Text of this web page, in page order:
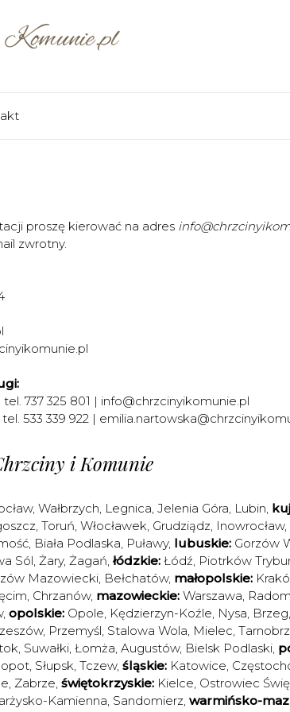
proszę kierować na adres
zwrotny.
737 325 801 | info@chrzcinyikomunie.pl
533 339 922 |
i Komunie
, Wałbrzych, Legnica, Jelenia Góra, Lubin,
, Toruń, Włocławek, Grudziądz, Inowrocław,
, Biała Podlaska, Puławy, lubuskie: Gorzów
Sól, Żary, Żagań, łódzkie: Łódź, Piotrków
Mazowiecki, Bełchatów, małopolskie:
, Chrzanów, mazowieckie: Warszawa, Radom
, opolskie: Opole, Kędzierzyn-Koźle, Nysa, Brzeg,
, Przemyśl, Stalowa Wola, Mielec,
, Suwałki, Łomża, Augustów, Bielsk Podlaski,
, Słupsk, Tczew, śląskie: Katowice,
, Zabrze, świętokrzyskie: Kielce, Ostrowiec
Kamienna, Sandomierz, warmińsko-